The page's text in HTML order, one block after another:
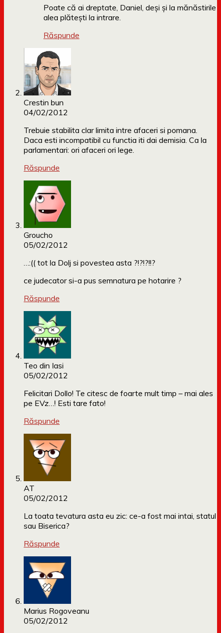
Poate că ai dreptate, Daniel, deși și la mănăstirile
alea plătești la intrare.
Răspunde
Crestin bun
04/02/2012
Trebuie stabilita clar limita intre afaceri si pomana.
Daca esti incompatibil cu functia iti dai demisia. Ca la
parlamentari: ori afaceri ori lege.
Răspunde
Groucho
05/02/2012
…:(( tot la Dolj si povestea asta ?!?!?!!?
ce judecator si-a pus semnatura pe hotarire ?
Răspunde
Teo din Iasi
05/02/2012
Felicitari Dollo! Te citesc de foarte mult timp – mai ales
pe EVz…! Esti tare fato!
Răspunde
AT
05/02/2012
La toata tevatura asta eu zic: ce-a fost mai intai, statul
sau Biserica?
Răspunde
Marius Rogoveanu
05/02/2012